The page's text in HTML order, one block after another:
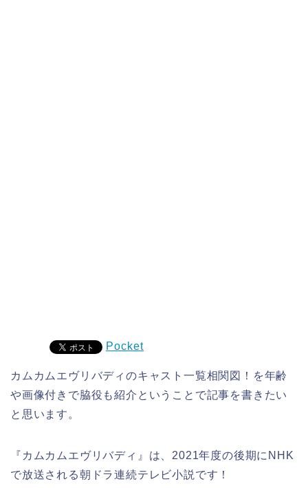
Pocket
カムカムエヴリバディのキャスト一覧相関図！を年齢
や画像付きで脇役も紹介ということで記事を書きたい
と思います。
『カムカムエヴリバディ』は、2021年度の後期にNHK
で放送される朝ドラ連続テレビ小説です！